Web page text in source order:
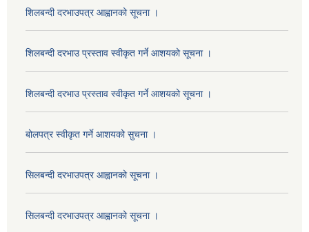
शिलबन्दी दरभाउपत्र आह्वानको सूचना ।
शिलबन्दी दरभाउ प्रस्ताव स्वीकृत गर्ने आशयको सूचना ।
शिलबन्दी दरभाउ प्रस्ताव स्वीकृत गर्ने आशयको सूचना ।
बोलपत्र स्वीकृत गर्ने आशयको सुचना ।
सिलबन्दी दरभाउपत्र आह्वानको सूचना ।
सिलबन्दी दरभाउपत्र आह्वानको सूचना ।